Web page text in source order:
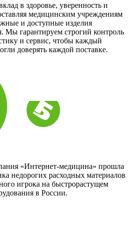
в здоровье, уверенность и
медицинским учреждениям
и доступные изделия
Мы гарантируем строгий контроль
и сервис, чтобы каждый
доверять каждой поставке.
«Интернет-медицина» прошла
недорогих расходных материалов
игрока на быстрорастущем
в России.